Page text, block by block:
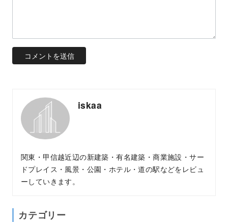
iskaa
関東・甲信越近辺の新建築・有名建築・商業施設・サー
ドプレイス・風景・公園・ホテル・道の駅などをレビュ
ーしていきます。
カテゴリー